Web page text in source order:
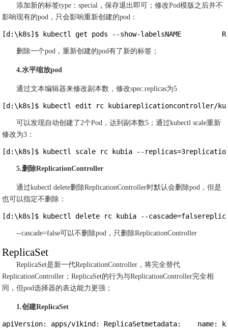
添加新的标签type：special，保存退出即可；修改Pod模版之后并不
影响现有的pod，只会影响重新创建的pod：
[d:\k8s]$ kubectl get pods --show-labelsNAME
删除一个pod，重新创建的pod有了新的标签；
4.水平缩放pod
通过文本编辑器来修改副本数，修改spec.replicas为5
[d:\k8s]$ kubectl edit rc kubiareplicationcontroller/
可以发现自动创建了2个Pod，达到副本数5；通过kubectl scale重新
修改为3：
[d:\k8s]$ kubectl scale rc kubia --
5.删除ReplicationController
通过kubectl delete删除ReplicationController时默认会删除pod，但是
也可以指定不删除：
[d:\k8s]$ kubectl delete rc kubia --
--cascade=false可以不删除pod，只删除ReplicationController
ReplicaSet
ReplicaSet是新一代ReplicationController，将完全替代
ReplicationController；ReplicaSet的行为与ReplicationController完全相
同，但pod选择器的表达能力更强；
1.创建ReplicaSet
apiVersion: apps/v1kind: ReplicaSetmetadata: